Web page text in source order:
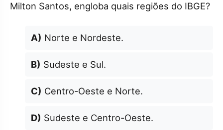
Milton Santos, engloba quais regiões do IBGE?
A) Norte e Nordeste.
B) Sudeste e Sul.
C) Centro-Oeste e Norte.
D) Sudeste e Centro-Oeste.